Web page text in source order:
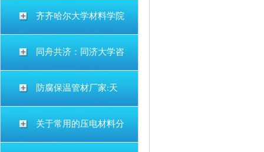
齐齐哈尔大学材料学院
同舟共济：同济大学咨
防腐保温管材厂家:天
关于常用的压电材料分